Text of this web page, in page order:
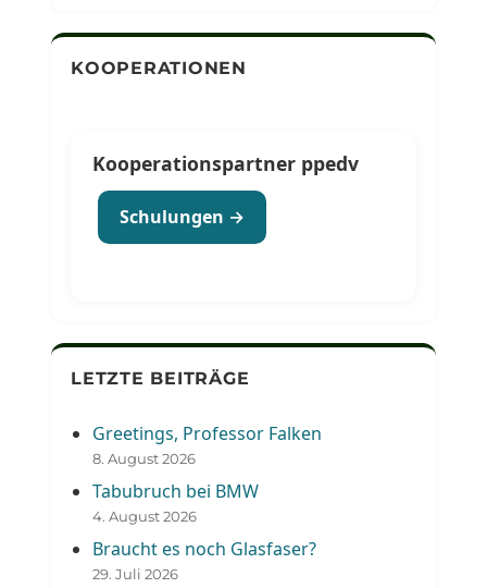
KOOPERATIONEN
Kooperationspartner ppedv
Schulungen →
LETZTE BEITRÄGE
Greetings, Professor Falken
8. August 2026
Tabubruch bei BMW
4. August 2026
Braucht es noch Glasfaser?
29. Juli 2026